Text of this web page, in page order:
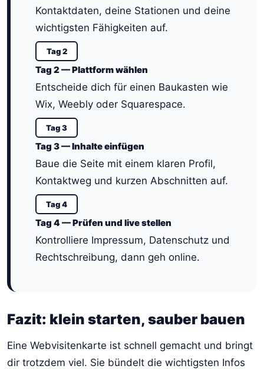
Kontaktdaten, deine Stationen und deine
wichtigsten Fähigkeiten auf.
Tag 2
Tag 2 — Plattform wählen
Entscheide dich für einen Baukasten wie
Wix, Weebly oder Squarespace.
Tag 3
Tag 3 — Inhalte einfügen
Baue die Seite mit einem klaren Profil,
Kontaktweg und kurzen Abschnitten auf.
Tag 4
Tag 4 — Prüfen und live stellen
Kontrolliere Impressum, Datenschutz und
Rechtschreibung, dann geh online.
Fazit: klein starten, sauber bauen
Eine Webvisitenkarte ist schnell gemacht und bringt
dir trotzdem viel. Sie bündelt die wichtigsten Infos